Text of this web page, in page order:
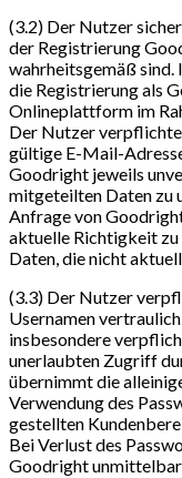
(3.2) Der Nutzer
der Registrierung
wahrheitsgemäß sind.
die Registrierung als
Onlineplattform im
Der Nutzer
gültige E-Mail-
Goodright jeweils
mitgeteilten Daten zu
Anfrage von
aktuelle Richtigkeit
Daten, die nicht
(3.3) Der Nutzer
Usernamen
insbesondere
unerlaubten Zugriff
übernimmt die
Verwendung des
gestellten
Bei Verlust des
Goodright